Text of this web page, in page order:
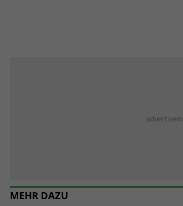
MEHR DAZU